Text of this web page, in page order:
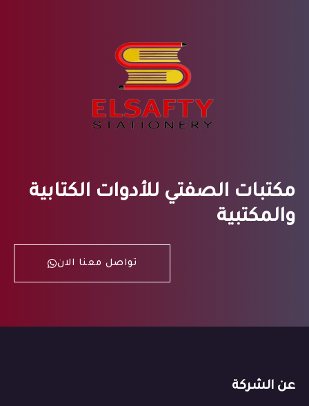
مكتبات الصفتي للأدوات الكتابية
والمكتبية
تواصل معنا الان
عن الشركة